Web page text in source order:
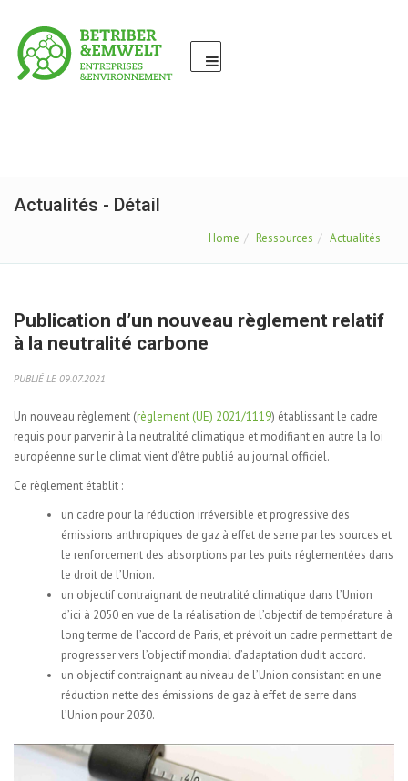
Actualités - Détail
Home Ressources Actualités
Publication d’un nouveau règlement relatif
à la neutralité carbone
PUBLIÉ LE 09.07.2021
Un nouveau règlement (règlement (UE) 2021/1119) établissant le cadre
requis pour parvenir à la neutralité climatique et modifiant en autre la loi
européenne sur le climat vient d’être publié au journal officiel.
Ce règlement établit :
un cadre pour la réduction irréversible et progressive des
émissions anthropiques de gaz à effet de serre par les sources et
le renforcement des absorptions par les puits réglementées dans
le droit de l’Union.
un objectif contraignant de neutralité climatique dans l’Union
d’ici à 2050 en vue de la réalisation de l’objectif de température à
long terme de l’accord de Paris, et prévoit un cadre permettant de
progresser vers l’objectif mondial d’adaptation dudit accord.
un objectif contraignant au niveau de l’Union consistant en une
réduction nette des émissions de gaz à effet de serre dans
l’Union pour 2030.